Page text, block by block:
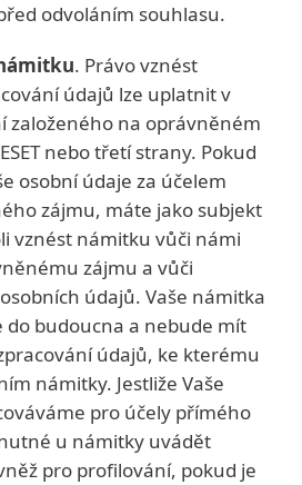
odvoláním souhlasu.
. Právo vznést
údajů lze uplatnit v
založeného na oprávněném
nebo třetí strany. Pokud
osobní údaje za účelem
zájmu, máte jako subjekt
vznést námitku vůči námi
zájmu a vůči
údajů. Vaše námitka
do budoucna a nebude mít
údajů, ke kterému
námitky. Jestliže Vaše
pro účely přímého
u námitky uvádět
pro profilování, pokud je